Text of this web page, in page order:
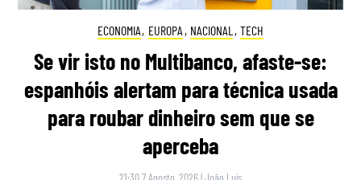
ECONOMIA, EUROPA , NACIONAL , TECH
Se vir isto no Multibanco, afaste-se:
espanhóis alertam para técnica usada
para roubar dinheiro sem que se
aperceba
21:30 7 Agosto, 2026 |João Luís